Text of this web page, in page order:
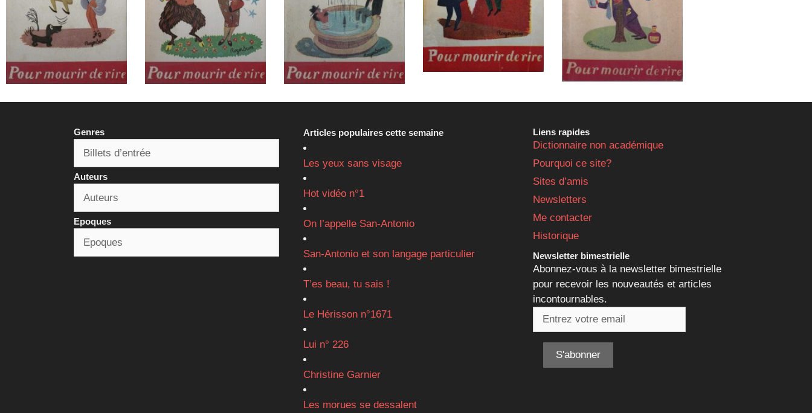
Genres
Auteurs
Epoques
Articles populaires cette semaine
Les yeux sans visage
Hot vidéo n°1
On l’appelle San-Antonio
San-Antonio et son langage particulier
T’es beau, tu sais !
Le Hérisson n°1671
Lui n° 226
Christine Garnier
Les morues se dessalent
Liens rapides
Dictionnaire non académique
Pourquoi ce site?
Sites d’amis
Newsletters
Me contacter
Historique
Newsletter bimestrielle
Abonnez-vous à la newsletter bimestrielle
pour recevoir les nouveautés et articles
incontournables.